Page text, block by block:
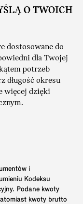
O TWOICH
dostosowane do
dla Twojej
potrzeb
długość okresu
więcej dzięki
i
Kodeksu
Podane kwoty
kwoty brutto